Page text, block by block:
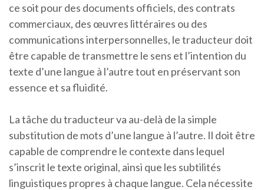
ce soit pour des documents officiels, des contrats
commerciaux, des œuvres littéraires ou des
communications interpersonnelles, le traducteur doit
être capable de transmettre le sens et l’intention du
texte d’une langue à l’autre tout en préservant son
essence et sa fluidité.
La tâche du traducteur va au-delà de la simple
substitution de mots d’une langue à l’autre. Il doit être
capable de comprendre le contexte dans lequel
s’inscrit le texte original, ainsi que les subtilités
linguistiques propres à chaque langue. Cela nécessite